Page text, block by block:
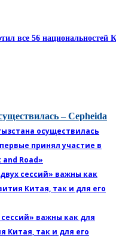
все 56 национальностей
– Cepheida
осуществилась
принял участие в
Road»
сессий» важны как
Китая, так и для его
важны как для
Китая, так и для его